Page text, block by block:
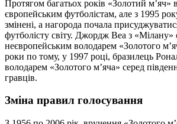
Протягом багатьох років «Золотий м’яч»
європейським футболістам, але з 1995
змінені, а нагорода почала
футболісту світу. Джордж Веа з
неєвропейським володарем «Золотого
роки по тому, у 1997 році, бразилець
володарем «Золотого м’яча» серед
гравців.
Зміна правил голосування